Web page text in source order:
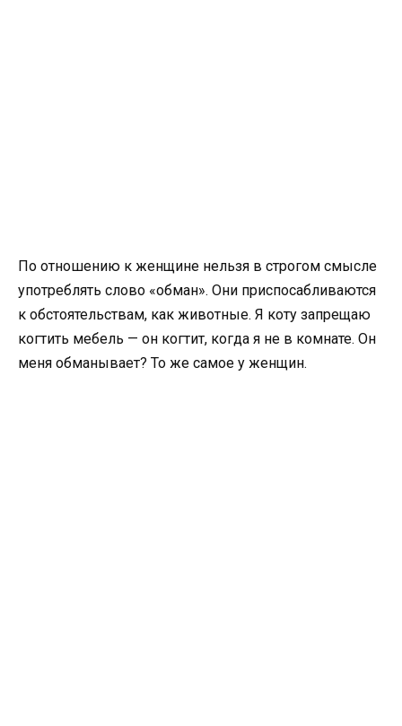
По отношению к женщине нельзя в строгом смысле
употреблять слово «обман». Они приспосабливаются
к обстоятельствам, как животные. Я коту запрещаю
когтить мебель — он когтит, когда я не в комнате. Он
меня обманывает? То же самое у женщин.